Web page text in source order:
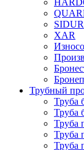
SIDUR
XAR
Трубный
Труба
Труба
Труба
Труба
Труба